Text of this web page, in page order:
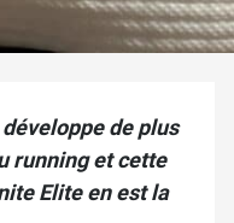
de plus
running et cette
Elite en est la